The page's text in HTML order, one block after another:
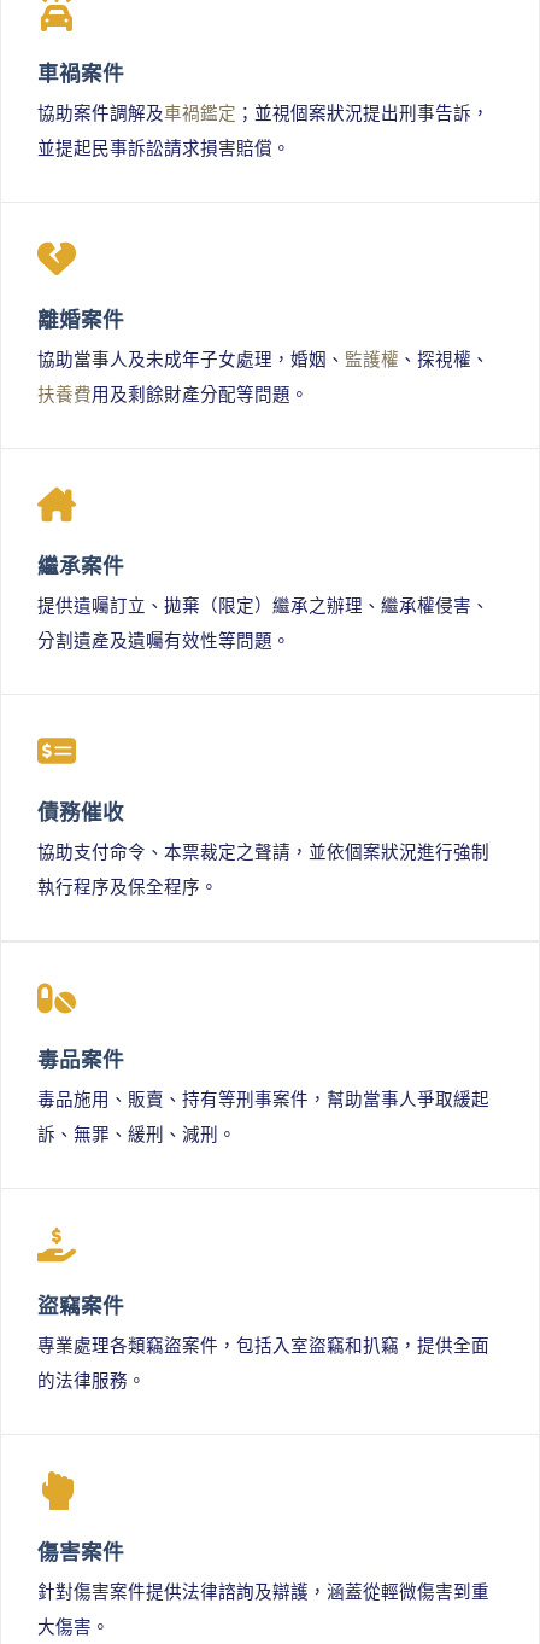
車禍案件
協助案件調解及車禍鑑定 ；並視個案狀況提出刑事告訴，
並提起民事訴訟請求損害賠償。
離婚案件
協助當事人及未成年子女處理，婚姻、 監護權 、探視權、
扶養費用及剩餘財產分配等問題。
繼承案件
提供遺囑訂立、拋棄（限定）繼承之辦理、繼承權侵害、
分割遺產及遺囑有效性等問題。
債務催收
協助支付命令、本票裁定之聲請，並依個案狀況進行強制
執行程序及保全程序。
毒品案件
毒品施用、販賣、持有等刑事案件，幫助當事人爭取緩起
訴、無罪、緩刑、減刑。
盜竊案件
專業處理各類竊盜案件，包括入室盜竊和扒竊，提供全面
的法律服務。
傷害案件
針對傷害案件提供法律諮詢及辯護，涵蓋從輕微傷害到重
大傷害。